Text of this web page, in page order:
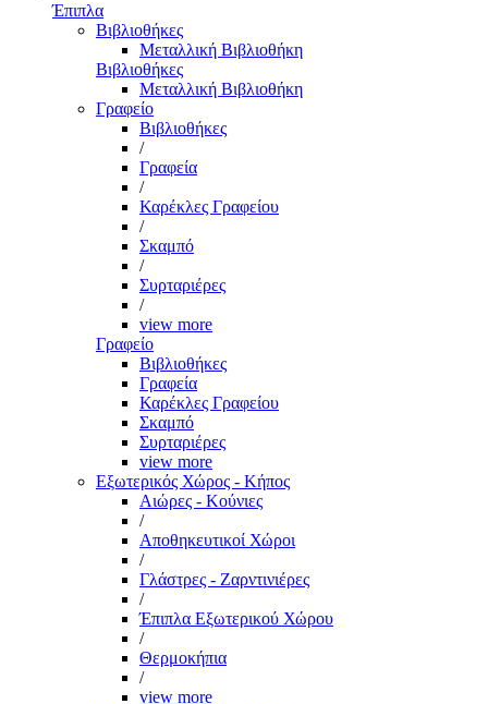
Έπιπλα
Βιβλιοθήκες
Μεταλλική Βιβλιοθήκη
Βιβλιοθήκες
Μεταλλική Βιβλιοθήκη
Γραφείο
Βιβλιοθήκες
/
Γραφεία
/
Καρέκλες Γραφείου
/
Σκαμπό
/
Συρταριέρες
/
view more
Γραφείο
Βιβλιοθήκες
Γραφεία
Καρέκλες Γραφείου
Σκαμπό
Συρταριέρες
view more
Εξωτερικός Χώρος - Κήπος
Αιώρες - Κούνιες
/
Αποθηκευτικοί Χώροι
/
Γλάστρες - Ζαρντινιέρες
/
Έπιπλα Εξωτερικού Χώρου
/
Θερμοκήπια
/
view more